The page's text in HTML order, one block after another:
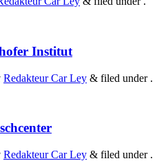
Institut
Redakteur Car Ley & filed under .
Redakteur Car Ley & filed under .